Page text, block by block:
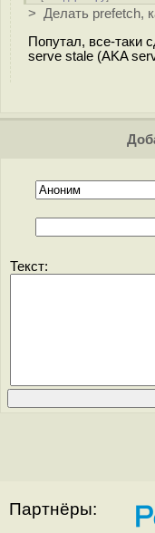
> Делать prefetch,
Попутал, все-таки
serve stale (AKA
Текст:
Партнёры: